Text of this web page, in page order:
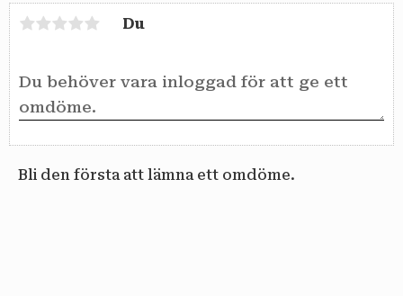
Du
Bli den första att lämna ett omdöme.